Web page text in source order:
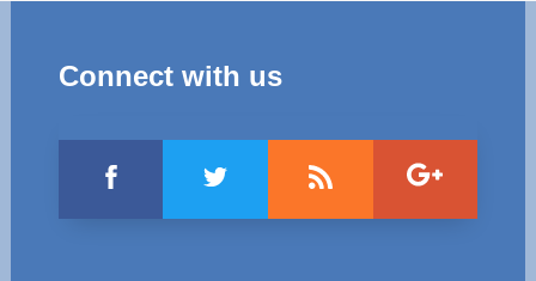
Connect with us